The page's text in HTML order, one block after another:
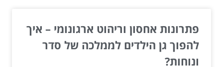
פתרונות אחסון וריהוט ארגונומי – איך
להפוך גן הילדים לממלכה של סדר
ונוחות?